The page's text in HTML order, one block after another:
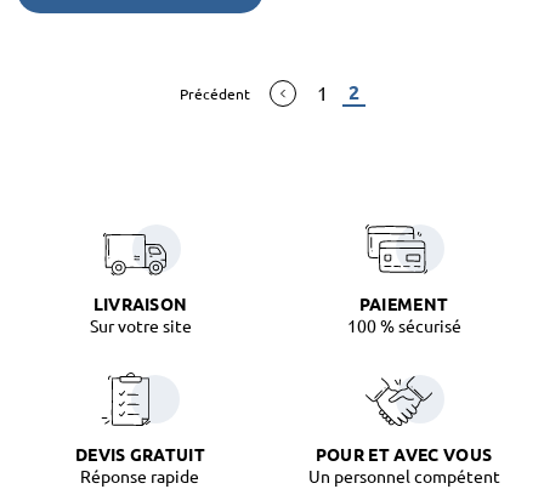
Précédent 1 2
LIVRAISON
Sur votre site
PAIEMENT
100 % sécurisé
DEVIS GRATUIT
Réponse rapide
POUR ET AVEC VOUS
Un personnel compétent